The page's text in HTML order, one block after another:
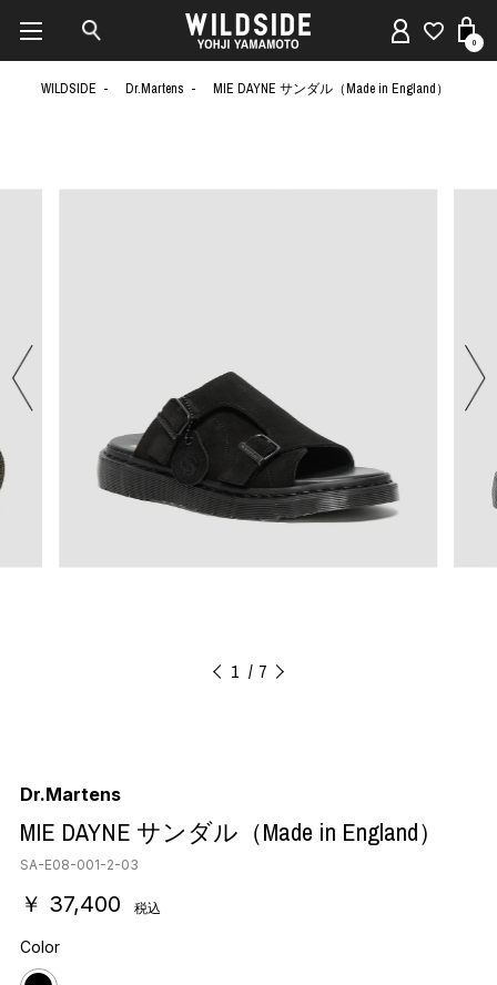
0
WILDSIDE Dr.Martens MIE DAYNE サンダル（Made in England）
1 7
Dr.Martens
MIE DAYNE サンダル（Made in England）
SA-E08-001-2-03
￥ 37,400 税込
Color